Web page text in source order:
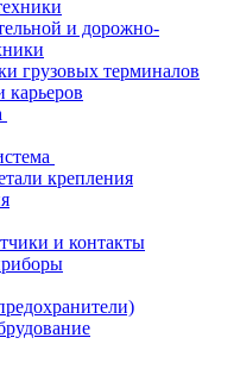
и дорожно-
грузовых терминалов
крепления
и контакты